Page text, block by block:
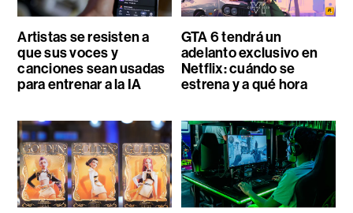
Artistas se resisten a
que sus voces y
canciones sean usadas
para entrenar a la IA
GTA 6 tendrá un
adelanto exclusivo en
Netflix: cuándo se
estrena y a qué hora